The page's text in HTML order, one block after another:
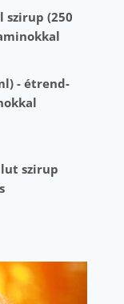
szirup (250
- étrend-
szirup